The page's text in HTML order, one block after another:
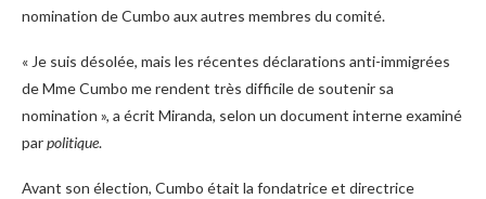
nomination de Cumbo aux autres membres du comité.
« Je suis désolée, mais les récentes déclarations anti-immigrées
de Mme Cumbo me rendent très difficile de soutenir sa
nomination », a écrit Miranda, selon un document interne examiné
parpolitique.
Avant son élection, Cumbo était la fondatrice et directrice